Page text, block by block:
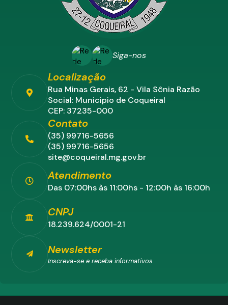
Siga-nos
Localização
Rua Minas Gerais, 62 - Vila Sônia Razão
Social: Municipio de Coqueiral
CEP: 37235-000
Contato
(35) 99716-5656
(35) 99716-5656
site@coqueiral.mg.gov.br
Atendimento
Das 07:00hs às 11:00hs - 12:00h às 16:00h
CNPJ
18.239.624/0001-21
Newsletter
Inscreva-se e receba informativos